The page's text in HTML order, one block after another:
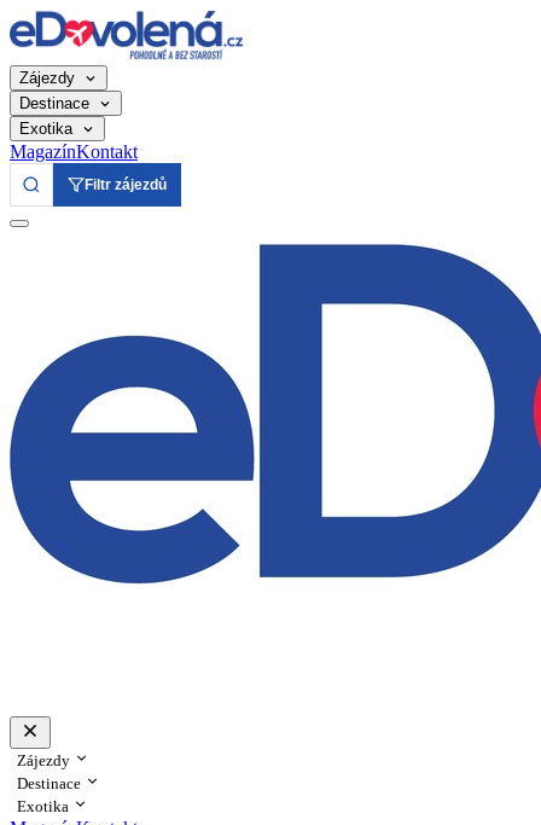
Zájezdy
Destinace
Exotika
MagazínKontakt
Filtr zájezdů
Zájezdy
Destinace
Exotika